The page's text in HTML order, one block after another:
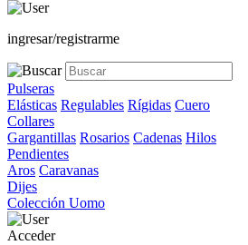
ingresar/registrarme
Pulseras
Elásticas Regulables Rígidas Cuero
Collares
Gargantillas Rosarios Cadenas Hilos
Pendientes
Aros Caravanas
Dijes
Colección Uomo
Acceder